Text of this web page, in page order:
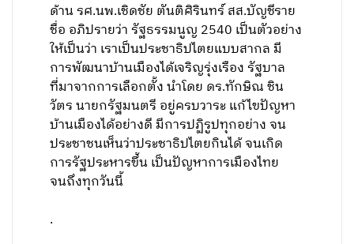
ด้าน รศ.นพ.เชิดชัย ตันติศิรินทร์ สส.บัญชีราย
ชื่อ อภิปรายว่า รัฐธรรมนูญ​ 2540 เป็นตัวอย่าง
ให้เป็นว่า เราเป็นประชาธิปไตยแบบสากล มี
การพัฒนาบ้านเมืองได้เจริญรุ่งเรือง รัฐบาล
ที่มาจากการเลือกตั้ง นำโดย ดร.ทักษิณ ชิน
วัตร นายกรัฐมนตรี อยู่ครบวาระ แก้ไขปัญหา
บ้านเมืองได้อย่างดี มีการปฏิรูปทุกอย่าง จน
ประชาชนเห็นว่าประชาธิปไตยกินได้ จนเกิด
การรัฐประหารขึ้น เป็นปัญหาการเมืองไทย
จนถึงทุกวันนี้
.